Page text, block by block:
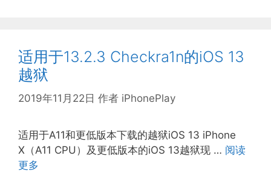
适用于13.2.3 Checkra1n的iOS 13
越狱
2019年11月22日 作者 iPhonePlay
适用于A11和更低版本下载的越狱iOS 13 iPhone
X（A11 CPU）及更低版本的iOS 13越狱现 … 阅读
更多